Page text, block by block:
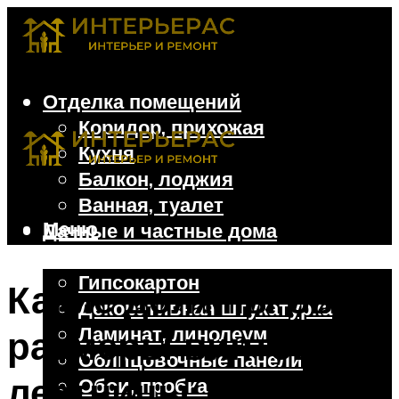
Отделка помещений
Коридор, прихожая
Кухня
Балкон, лоджия
Ванная, туалет
Дачные и частные дома
Гипсокартон
Декоративная штукатурка
Ламинат, линолеум
Облицовочные панели
Обои, пробка
Меню
Какие должны быть
размеры винтовой